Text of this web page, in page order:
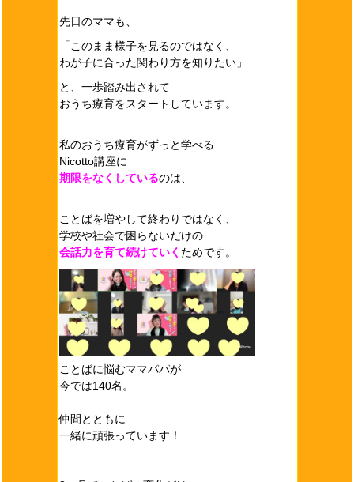
先日のママも、
「このまま様子を見るのではなく、
わが子に合った関わり方を知りたい」
と、一歩踏み出されて
おうち療育をスタートしています。
私のおうち療育がずっと学べる
Nicotto講座に
期限をなくしているのは、
ことばを増やして終わりではなく、
学校や社会で困らないだけの
会話力を育て続けていく ためです。
ことばに悩むママパパが
今では140名。
仲間とともに
一緒に頑張っています！